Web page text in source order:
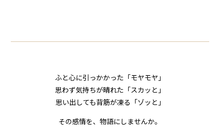
ふと心に引っかかった「モヤモヤ」
思わず気持ちが晴れた「スカッと」
思い出しても背筋が凍る「ゾッと」
その感情を、物語にしませんか。